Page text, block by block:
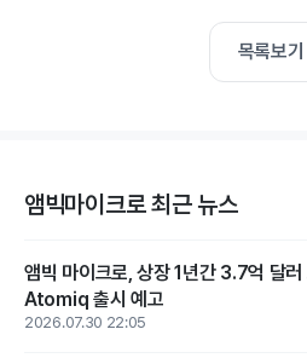
목록보기
앰빅마이크로 최근 뉴스
앰빅 마이크로, 상장 1년간 3.7억 달러
Atomiq 출시 예고
2026.07.30 22:05